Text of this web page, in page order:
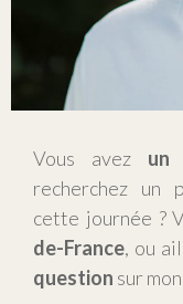
Vous avez un
recherchez un
cette journée ?
de-France, ou
question sur